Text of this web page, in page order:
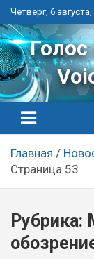
Перейти
к
контенту
Четверг, 6 августа,
Главная
Страница 53
Рубрика: